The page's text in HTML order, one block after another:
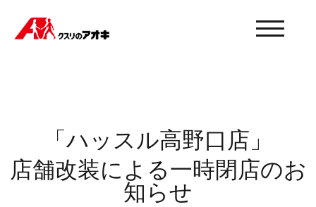
モバイル
「ハッスル高野口店」
店舗改装による一時閉店のお
知らせ